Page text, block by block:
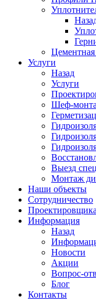
Услуги
Назад
Услуги
Шеф-
Выезд
Монтаж
Наши объекты
Сотрудничество
Информация
Назад
Новости
Акции
Вопрос-
Блог
Контакты